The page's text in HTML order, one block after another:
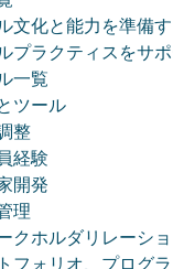
文化と能力を準備
プラクティスをサ
一覧
ツール
整
経験
開発
理
クホルダリレーシ
フォリオ、プログ